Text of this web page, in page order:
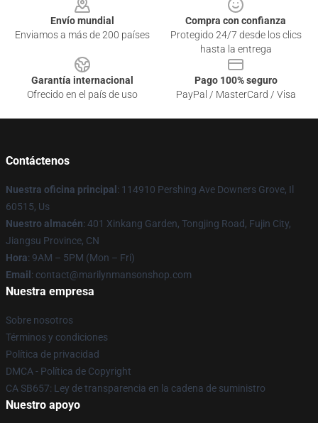
Envío mundial
Enviamos a más de 200 países
Compra con confianza
Protegido 24/7 desde los clics
hasta la entrega
Garantía internacional
Ofrecido en el país de uso
Pago 100% seguro
PayPal / MasterCard / Visa
Contáctenos
Nuestra oficina principal : 114910 Pershing Ave Downers Grove, Il
60515, Us
Nuestro almacén: 401 Xinkang Garden, Tongjing Road, Fujin City,
Jiangsu Province, CN
Hora: 9AM – 5PM (Mon – Fri)
Email : contact@marilynmansonshop.com
Nuestra empresa
Sobre nosotros
Términos y condiciones
Política de privacidad
DMCA - Política de Copyright
CA SB657: Ley de transparencia en la cadena de suministro
Nuestro apoyo